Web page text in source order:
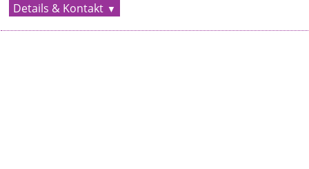
Details & Kontakt